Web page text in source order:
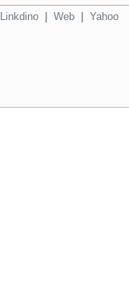
Linkdino Web Yahoo